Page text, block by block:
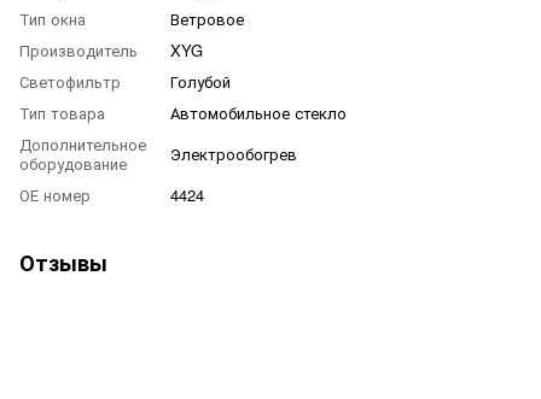
Тип окна
Ветровое
Производитель
XYG
Светофильтр
Голубой
Тип товара
Автомобильное стекло
Дополнительное
оборудование
Электрообогрев
ОЕ номер
4424
Отзывы